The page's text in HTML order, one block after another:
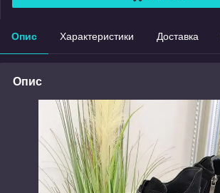
Опис Характеристики Доставка
Опис